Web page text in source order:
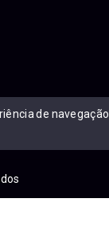
de navegação.